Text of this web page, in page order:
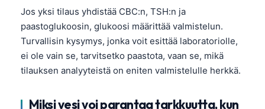
Jos yksi tilaus yhdistää CBC:n, TSH:n ja
paastoglukoosin, glukoosi määrittää valmistelun.
Turvallisin kysymys, jonka voit esittää laboratoriolle,
ei ole vain se, tarvitsetko paastota, vaan se, mikä
tilauksen analyyteistä on eniten valmistelulle herkkä.
Miksi vesi voi parantaa tarkkuutta, kun